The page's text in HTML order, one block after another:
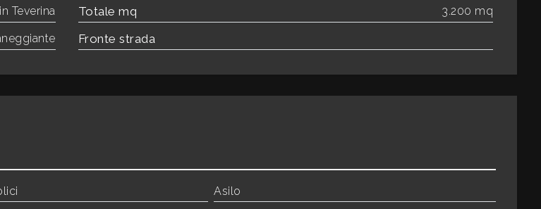
Teverina Totale mq 3.200 mq
Fronte strada
Asilo